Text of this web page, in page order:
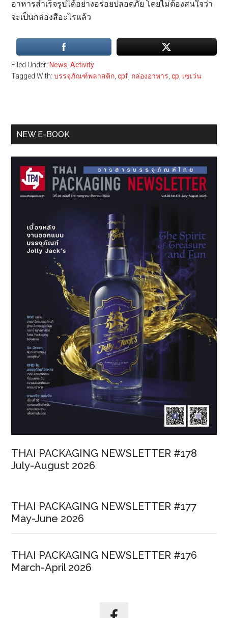
อาหารสำเร็จรูปได้อย่างอร่อยปลอดภัย โดยไม่ต้องสนใจว่า
จะเป็นกล่องสีอะไรแล้ว
Filed Under: News ,Activity
Tagged With:บรรจุภัณฑ์พลาสติก ,cpf กล่องอาหาร ,cp เซเว่น
Primary
NEW E-BOOK
THAI PACKAGING NEWSLETTER #178
July-August 2026
THAI PACKAGING NEWSLETTER #177
May-June 2026
THAI PACKAGING NEWSLETTER #176
March-April 2026